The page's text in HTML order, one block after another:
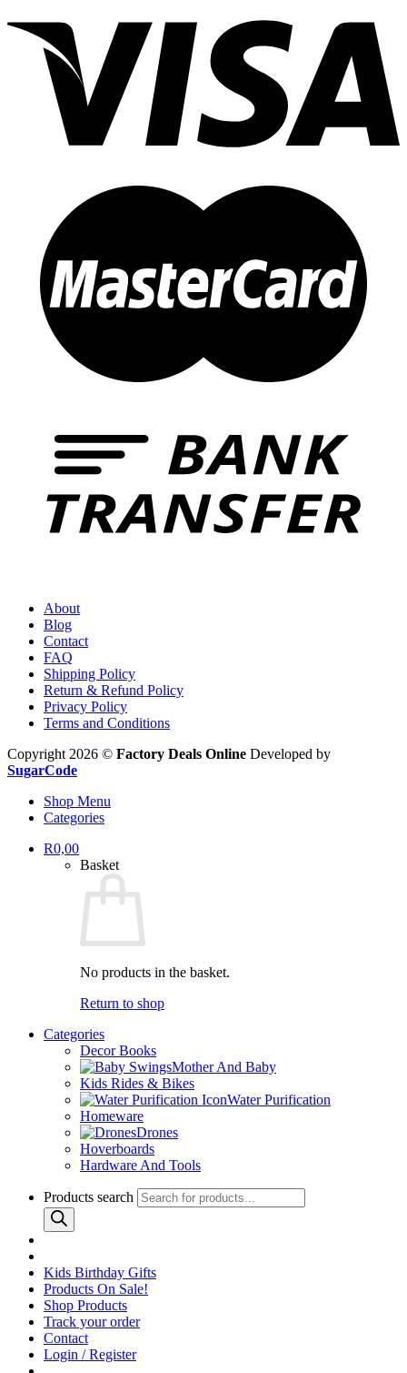
About
Blog
Contact
FAQ
Shipping Policy
Return & Refund Policy
Privacy Policy
Terms and Conditions
Copyright 2026 © Factory Deals Online Developed by
SugarCode
Shop Menu
Categories
R0,00
Basket
No products in the basket.
Return to shop
Categories
Decor Books
Mother And Baby
Kids Rides & Bikes
Water Purification
Homeware
Drones
Hoverboards
Hardware And Tools
Products search
Kids Birthday Gifts
Products On Sale!
Shop Products
Track your order
Contact
Login / Register